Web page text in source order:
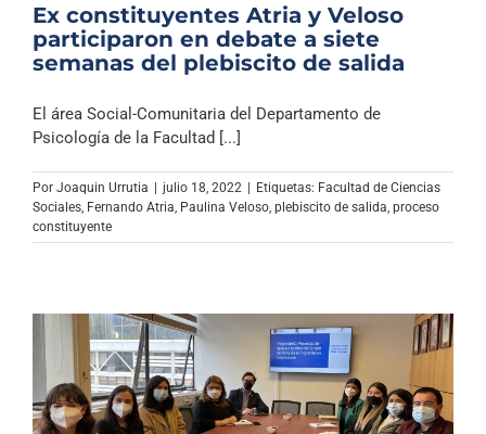
Ex constituyentes Atria y Veloso
participaron en debate a siete
semanas del plebiscito de salida
El área Social-Comunitaria del Departamento de
Psicología de la Facultad [...]
Por Joaquin Urrutia | julio 18, 2022 | Etiquetas: Facultad de Ciencias
Sociales Fernando Atria Paulina Veloso plebiscito de salida proceso
constituyente